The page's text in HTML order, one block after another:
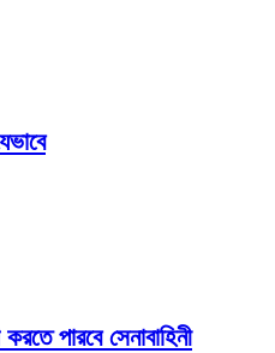
করতে পারবে সেনাবাহিনী